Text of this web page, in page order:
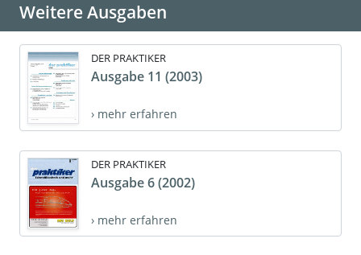
Weitere Ausgaben
DER PRAKTIKER
Ausgabe 11 (2003)
› mehr erfahren
DER PRAKTIKER
Ausgabe 6 (2002)
› mehr erfahren